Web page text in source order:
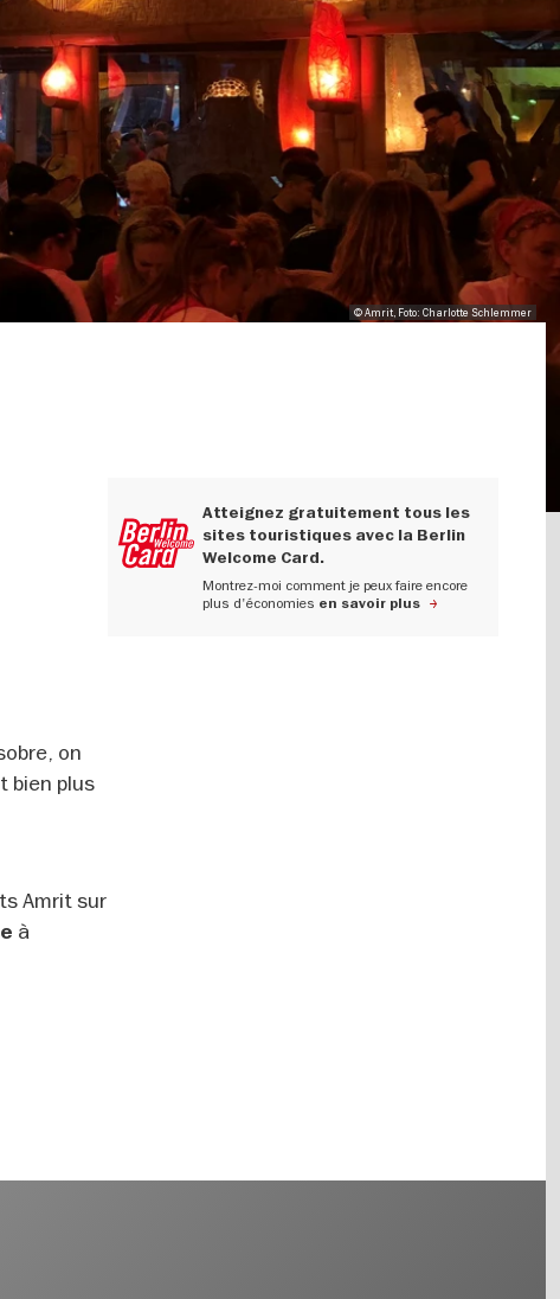
© Amrit, Foto: Charlotte Schlemmer
Atteignez gratuitement tous les
sites touristiques avec la Berlin
Welcome Card.
Montrez-moi comment je peux faire encore
plus d'économies en savoir plus
on
bien plus
Amrit sur
à